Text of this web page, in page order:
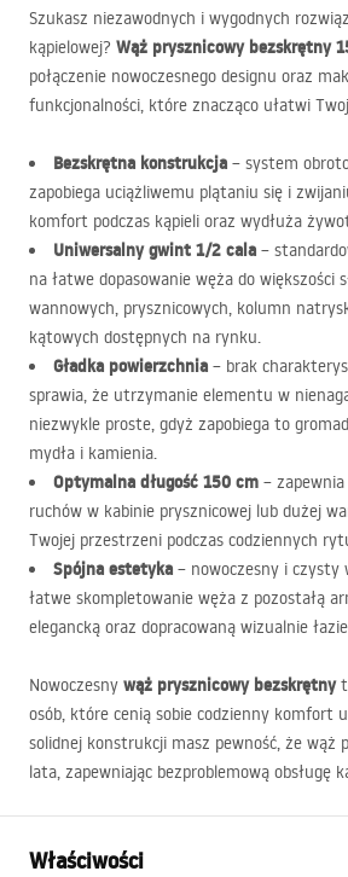
Szukasz niezawodnych i wygodnych
kąpielowej? Wąż prysznicowy bezskrętny
połączenie nowoczesnego designu oraz
funkcjonalności, które znacząco ułatwi
Bezskrętna konstrukcja – system
zapobiega uciążliwemu plątaniu się i
komfort podczas kąpieli oraz wydłuża
Uniwersalny gwint 1/2 cala –
na łatwe dopasowanie węża do większości
wannowych, prysznicowych, kolumn
kątowych dostępnych na rynku.
Gładka powierzchnia – brak
sprawia, że utrzymanie elementu w
niezwykle proste, gdyż zapobiega to
mydła i kamienia.
Optymalna długość 150 cm – zapewnia
ruchów w kabinie prysznicowej lub dużej
Twojej przestrzeni podczas codziennych
Spójna estetyka – nowoczesny i czysty
łatwe skompletowanie węża z pozostałą
elegancką oraz dopracowaną wizualnie
Nowoczesny wąż prysznicowy bezskrętny
osób, które cenią sobie codzienny komfort
solidnej konstrukcji masz pewność, że wąż
lata, zapewniając bezproblemową obsługę
Właściwości